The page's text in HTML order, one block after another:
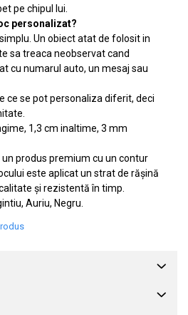
pe chipul lui.
personalizat?
Un obiect atat de folosit in
sa treaca neobservat cand
cu numarul auto, un mesaj sau
ce se pot personaliza diferit, deci
1,3 cm inaltime, 3 mm
un produs premium cu un contur
este aplicat un strat de rășină
și rezistentă în timp.
Auriu, Negru.